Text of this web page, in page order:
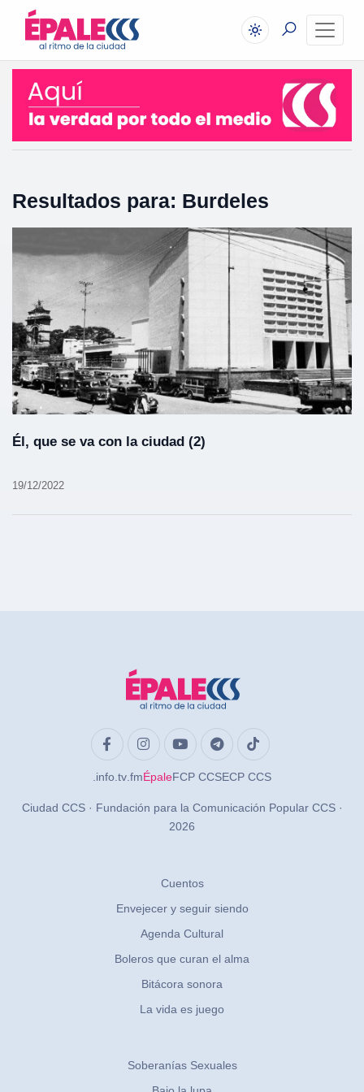
Resultados para: Burdeles
Él, que se va con la ciudad (2)
19/12/2022
.info .tv .fmÉpaleFCP CCSECP CCS
Ciudad CCS · Fundación para la Comunicación Popular CCS ·
2026
Cuentos
Envejecer y seguir siendo
Agenda Cultural
Boleros que curan el alma
Bitácora sonora
La vida es juego
Soberanías Sexuales